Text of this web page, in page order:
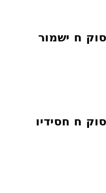
ב פסוק ח ישמור
ב פסוק ח חסידיו